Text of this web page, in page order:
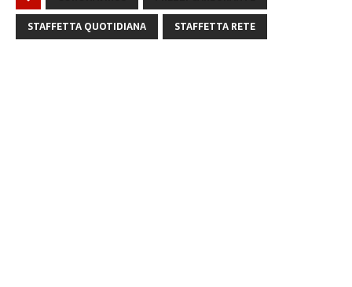
STAFFETTA QUOTIDIANA
STAFFETTA RETE